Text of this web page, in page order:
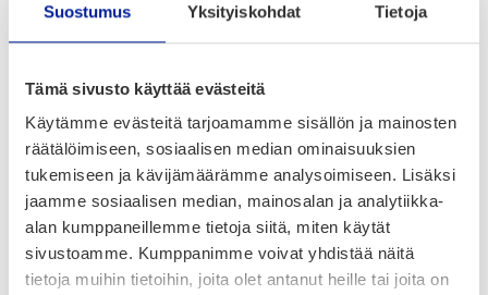
Suostumus Yksityiskohdat Tietoja
Tämä sivusto käyttää evästeitä
Käytämme evästeitä tarjoamamme sisällön ja mainosten
räätälöimiseen, sosiaalisen median ominaisuuksien
tukemiseen ja kävijämäärämme analysoimiseen. Lisäksi
jaamme sosiaalisen median, mainosalan ja analytiikka-
alan kumppaneillemme tietoja siitä, miten käytät
sivustoamme. Kumppanimme voivat yhdistää näitä
tietoja muihin tietoihin, joita olet antanut heille tai joita on
Oulun yli­opis­tos­sa kehi­te­tään ympä­ris­töys­tä­
väl­li­sem­pää raken­nus­jät­teen hyö­dyn­tä­mis­tä
https://www.oulu.fi/fi/uutiset/oulun-
yliopistossa-kehitetaan-
ymparistoystavallisempaa-rakennusjatteen-
hyodyntamista